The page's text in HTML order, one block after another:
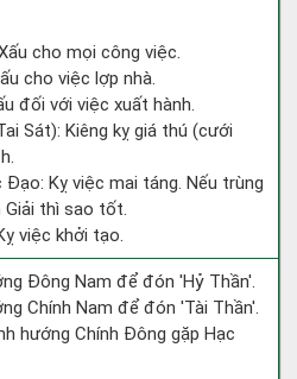
cho mọi công việc.
cho việc lợp nhà.
đối với việc xuất hành.
Sát): Kiêng kỵ giá thú (cưới
Đạo: Kỵ việc mai táng. Nếu trùng
Giải thì sao tốt.
việc khởi tạo.
Đông Nam để đón 'Hỷ Thần'.
Chính Nam để đón 'Tài Thần'.
hướng Chính Đông gặp Hạc